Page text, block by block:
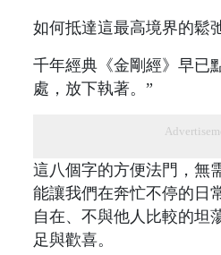
如何抵達這最高境界的鬆
千年經典《金剛經》早已
處，放下執著。”
這八個字的方便法門，無
能讓我們在奔忙不停的日
自在、不與他人比較的坦
足與歡喜。